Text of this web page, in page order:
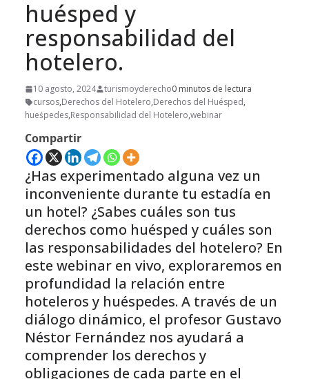
huésped y
responsabilidad del
hotelero.
10 agosto, 2024 turismoyderecho0 minutos de lectura
cursos,Derechos del Hotelero,Derechos del Huésped,
hueśpedes,Responsabilidad del Hotelero,webinar
Compartir
¿Has experimentado alguna vez un
inconveniente durante tu estadía en
un hotel? ¿Sabes cuáles son tus
derechos como huésped y cuáles son
las responsabilidades del hotelero? En
este webinar en vivo, exploraremos en
profundidad la relación entre
hoteleros y huéspedes. A través de un
diálogo dinámico, el profesor Gustavo
Néstor Fernández nos ayudará a
comprender los derechos y
obligaciones de cada parte en el